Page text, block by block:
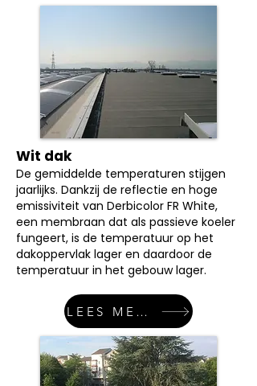
Wit dak
De gemiddelde temperaturen stijgen
jaarlijks. Dankzij de reflectie en hoge
emissiviteit van Derbicolor FR White,
een membraan dat als passieve koeler
fungeert, is de temperatuur op het
dakoppervlak lager en daardoor de
temperatuur in het gebouw lager.
LEES MEER